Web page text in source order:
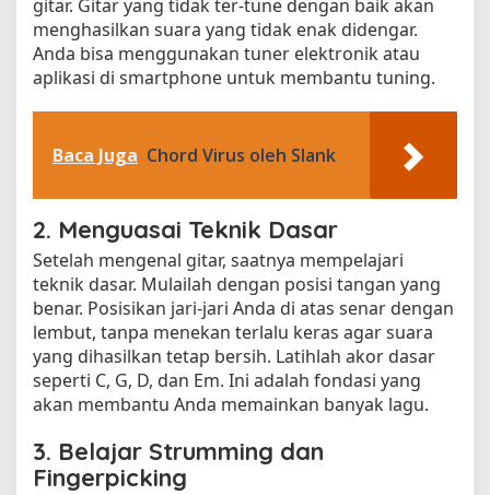
gitar. Gitar yang tidak ter-tune dengan baik akan
menghasilkan suara yang tidak enak didengar.
Anda bisa menggunakan tuner elektronik atau
aplikasi di smartphone untuk membantu tuning.
Baca Juga Chord Virus oleh Slank
2. Menguasai Teknik Dasar
Setelah mengenal gitar, saatnya mempelajari
teknik dasar. Mulailah dengan posisi tangan yang
benar. Posisikan jari-jari Anda di atas senar dengan
lembut, tanpa menekan terlalu keras agar suara
yang dihasilkan tetap bersih. Latihlah akor dasar
seperti C, G, D, dan Em. Ini adalah fondasi yang
akan membantu Anda memainkan banyak lagu.
3. Belajar Strumming dan
Fingerpicking